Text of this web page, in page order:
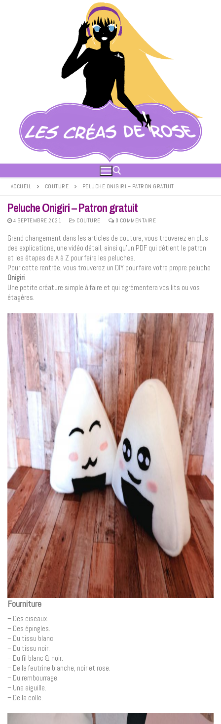
Rechercher :
ACCUEIL COUTURE PELUCHE ONIGIRI – PATRON GRATUIT
Peluche Onigiri – Patron gratuit
4 SEPTEMBRE 2021 COUTURE 0 COMMENTAIRE
Grand changement dans les articles de couture, vous trouverez en plus
des explications, une vidéo détail, ainsi qu’un PDF qui détient le patron
et les étapes de A à Z pour faire les peluches.
Pour cette rentrée, vous trouverez un DIY pour faire votre propre peluche
Onigiri.
Une petite créature simple à faire et qui agrémentera vos lits ou vos
étagères.
Fourniture
– Des ciseaux.
– Des épingles.
– Du tissu blanc.
– Du tissu noir.
– Du fil blanc & noir.
– De la feutrine blanche, noir et rose.
– Du rembourrage.
– Une aiguille.
– De la colle.